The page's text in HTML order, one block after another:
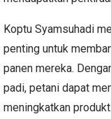
Koptu Syamsuhadi
penting untuk
panen mereka.
padi, petani dapat
meningkatkan